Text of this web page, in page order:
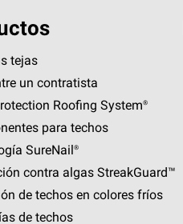
tejas
un contratista
Roofing System®
para techos
SureNail®
contra algas StreakGuard™
de techos en colores fríos
de techos